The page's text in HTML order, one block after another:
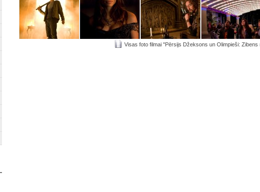
Visas foto filmai "Pērsijs Džeksons un Olimpieši: Zibens